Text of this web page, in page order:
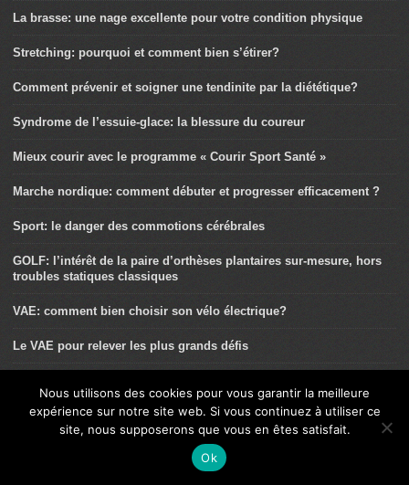
La brasse: une nage excellente pour votre condition physique
Stretching: pourquoi et comment bien s’étirer?
Comment prévenir et soigner une tendinite par la diététique?
Syndrome de l’essuie-glace: la blessure du coureur
Mieux courir avec le programme « Courir Sport Santé »
Marche nordique: comment débuter et progresser efficacement ?
Sport: le danger des commotions cérébrales
GOLF: l’intérêt de la paire d’orthèses plantaires sur-mesure, hors
troubles statiques classiques
VAE: comment bien choisir son vélo électrique?
Le VAE pour relever les plus grands défis
Les douleurs aux genoux en descente
Randonnée/trek: la tentation de l’altitude
Nous utilisons des cookies pour vous garantir la meilleure
expérience sur notre site web. Si vous continuez à utiliser ce
site, nous supposerons que vous en êtes satisfait.
Ok